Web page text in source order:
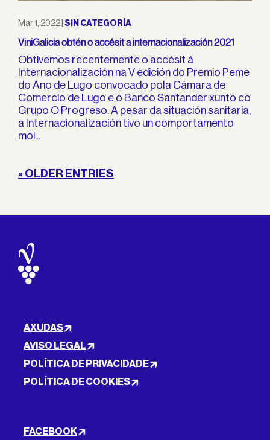
Mar 1, 2022 SIN CATEGORÍA
ViniGalicia obtén o accésit a internacionalización 2021
Obtivemos recentemente o accésit á
Internacionalización na V edición do Premio Peme
do Ano de Lugo convocado pola Cámara de
Comercio de Lugo e o Banco Santander xunto co
Grupo O Progreso. A pesar da situación sanitaria,
a Internacionalización tivo un comportamento
moi...
« OLDER ENTRIES
AXUDAS
AVISO LEGAL
POLÍTICA DE PRIVACIDADE
POLÍTICA DE COOKIES
FACEBOOK